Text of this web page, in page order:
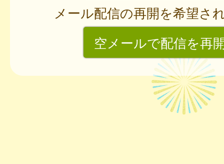
メール配信の再開を希望さ
空メールで配信を再